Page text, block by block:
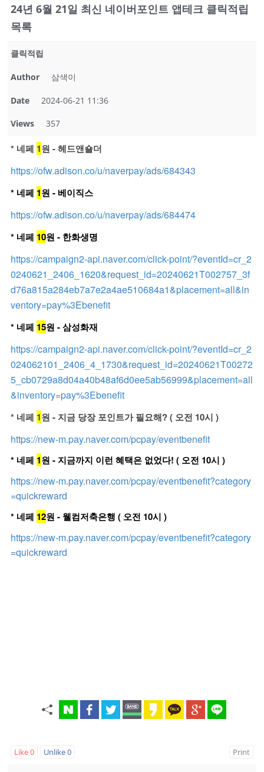
24년 6월 21일 최신 네이버포인트 앱테크 클릭적립
목록
클릭적립
Author 삼색이
Date 2024-06-21 11:36
Views 357
* 네페 1원 - 헤드앤숄더
https://ofw.adison.co/u/naverpay/ads/684343
* 네페 1원 - 베이직스
https://ofw.adison.co/u/naverpay/ads/684474
* 네페 10원 - 한화생명
https://campaign2-api.naver.com/click-point/?eventId=cr_2
0240621_2406_1620&request_id=20240621T002757_3f
d76a815a284eb7a7e2a4ae510684a1&placement=all&in
ventory=pay%3Ebenefit
* 네페 15원 - 삼성화재
https://campaign2-api.naver.com/click-point/?eventId=cr_2
024062101_2406_4_1730&request_id=20240621T00272
5_cb0729a8d04a40b48af6d0ee5ab56999&placement=all
&inventory=pay%3Ebenefit
* 네페 1원 - 지금 당장 포인트가 필요해? ( 오전 10시 )
https://new-m.pay.naver.com/pcpay/eventbenefit
* 네페 1원 - 지금까지 이런 혜택은 없었다! ( 오전 10시 )
https://new-m.pay.naver.com/pcpay/eventbenefit?category
=quickreward
* 네페 12원 - 웰컴저축은행 ( 오전 10시 )
https://new-m.pay.naver.com/pcpay/eventbenefit?category
=quickreward
Like0 Unlike0 Print